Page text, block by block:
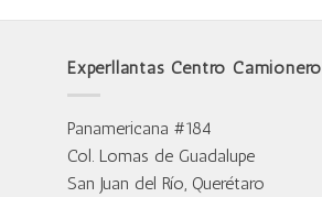
Experllantas Centro Camionero
Panamericana #184
Col. Lomas de Guadalupe
San Juan del Río, Querétaro